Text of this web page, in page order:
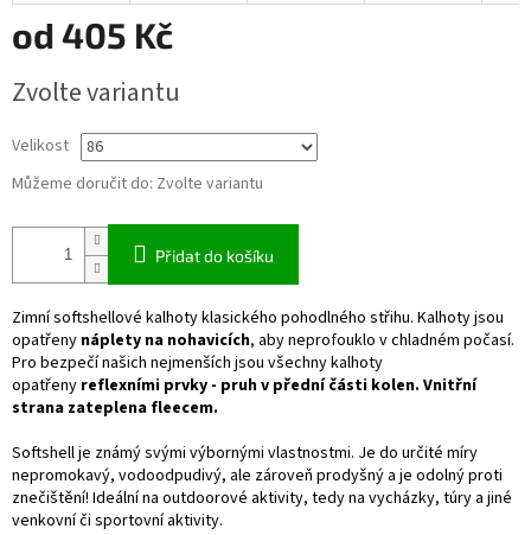
od 405 Kč
cena:
Zvolte variantu
Velikost
Můžeme doručit do: Zvolte variantu
Přidat do košíku
Zimní softshellové kalhoty klasického pohodlného střihu. Kalhoty jsou
opatřeny náplety na nohavicích, aby neprofouklo v chladném počasí.
Pro bezpečí našich nejmenších jsou všechny kalhoty
opatřeny reflexními prvky - pruh v přední části kolen. Vnitřní
strana zateplena fleecem.
Softshell je známý svými výbornými vlastnostmi. Je do určité míry
nepromokavý, vodoodpudivý, ale zároveň prodyšný a je odolný proti
znečištění! Ideální na outdoorové aktivity, tedy na vycházky, túry a jiné
venkovní či sportovní aktivity.